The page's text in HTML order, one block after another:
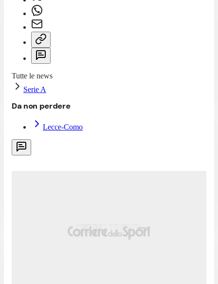
Tutte le news
Serie A
Da non perdere
Lecce-Como